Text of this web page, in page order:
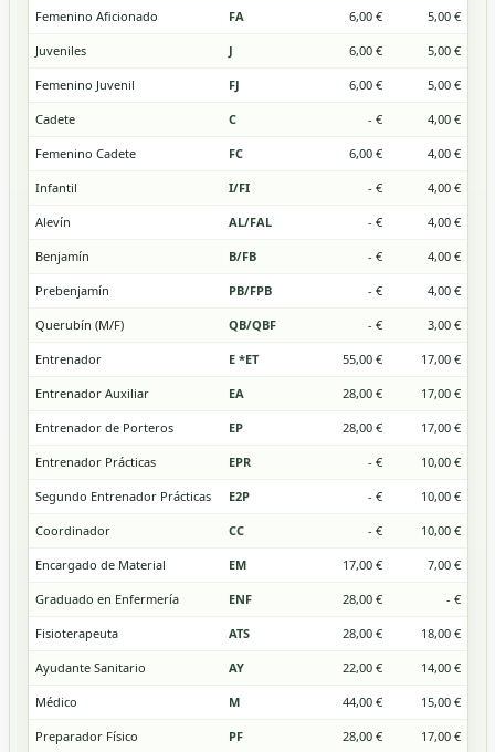
Femenino Aficionado FA 6,00 € 5,00 €
Juveniles J 6,00 € 5,00 €
Femenino Juvenil FJ 6,00 € 5,00 €
Cadete C - € 4,00 €
Femenino Cadete FC 6,00 € 4,00 €
Infantil I/FI - € 4,00 €
Alevín AL/FAL - € 4,00 €
Benjamín B/FB - € 4,00 €
Prebenjamín PB/FPB - € 4,00 €
Querubín (M/F) QB/QBF - € 3,00 €
Entrenador E *ET 55,00 € 17,00 €
Entrenador Auxiliar EA 28,00 € 17,00 €
Entrenador de Porteros EP 28,00 € 17,00 €
Entrenador Prácticas EPR - € 10,00 €
Segundo Entrenador Prácticas E2P - € 10,00 €
Coordinador CC - € 10,00 €
Encargado de Material EM 17,00 € 7,00 €
Graduado en Enfermería ENF 28,00 € - €
Fisioterapeuta ATS 28,00 € 18,00 €
Ayudante Sanitario AY 22,00 € 14,00 €
Médico M 44,00 € 15,00 €
Preparador Físico PF 28,00 € 17,00 €